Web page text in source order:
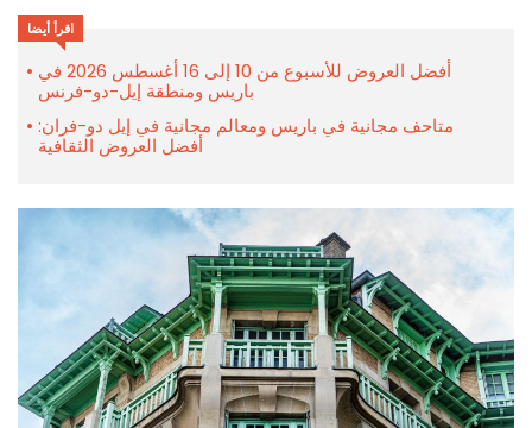
اقرأ أيضا
أفضل العروض للأسبوع من 10 إلى 16 أغسطس 2026 في
باريس ومنطقة إيل-دو-فرنس
متاحف مجانية في باريس ومعالم مجانية في إيل دو-فران:
أفضل العروض الثقافية